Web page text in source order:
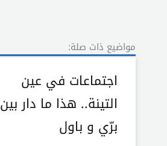
مواضيع ذات صلة:
اجتماعات في عين
التينة.. هذا ما دار بين
برّي و باول